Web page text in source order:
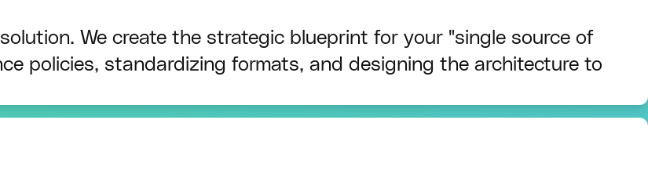
We create the strategic blueprint for your "single source of
policies, standardizing formats, and designing the architecture to